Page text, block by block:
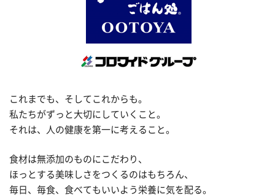
これまでも、そしてこれからも。
私たちがずっと大切にしていくこと。
それは、人の健康を第一に考えること。
食材は無添加のものにこだわり、
ほっとする美味しさをつくるのはもちろん、
毎日、毎食、食べてもいいよう栄養に気を配る。